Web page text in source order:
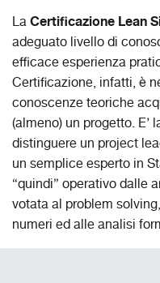
LaCertificazione Lean
adeguato livello di
efficace esperienza
Certificazione, infatti, è
conoscenze teoriche
(almeno) un progetto.
distinguere un project
un semplice esperto in
“quindi” operativo dalle
votata al problem
numeri ed alle analisi